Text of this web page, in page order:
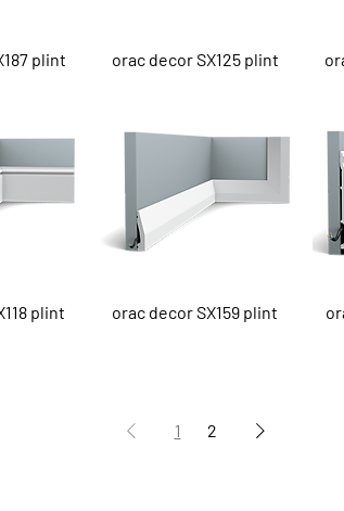
plint Snel overzicht
orac decor SX125 plint
plint Snel overzicht
orac decor SX159 plint
1 2